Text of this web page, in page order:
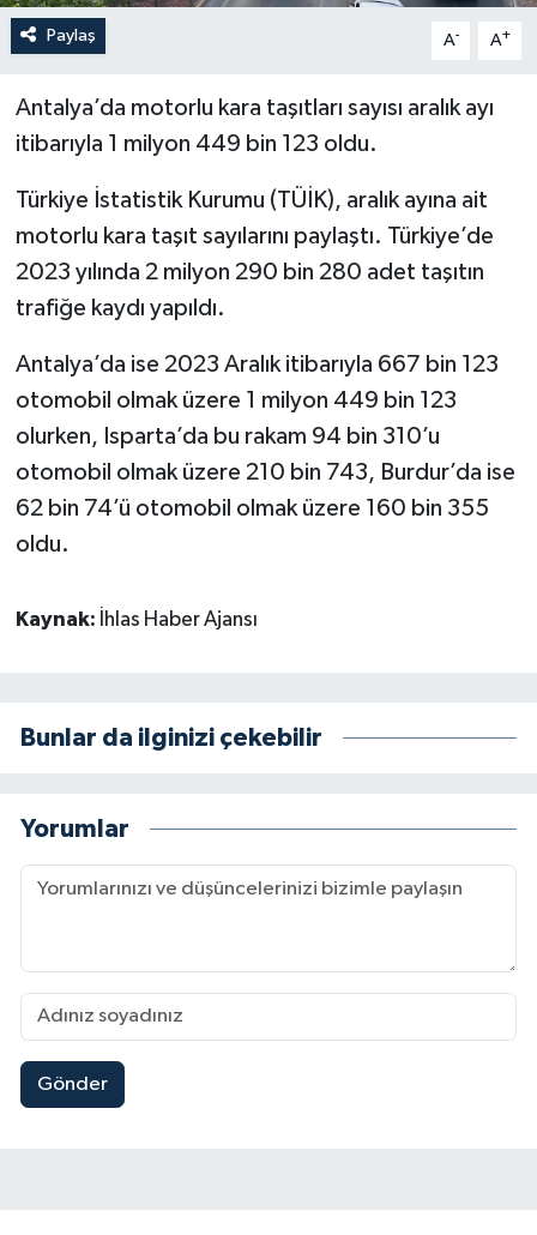
Paylaş A- A+
Antalya’da motorlu kara taşıtları sayısı aralık ayı
itibarıyla 1 milyon 449 bin 123 oldu.
Türkiye İstatistik Kurumu (TÜİK), aralık ayına ait
motorlu kara taşıt sayılarını paylaştı. Türkiye’de
2023 yılında 2 milyon 290 bin 280 adet taşıtın
trafiğe kaydı yapıldı.
Antalya’da ise 2023 Aralık itibarıyla 667 bin 123
otomobil olmak üzere 1 milyon 449 bin 123
olurken, Isparta’da bu rakam 94 bin 310’u
otomobil olmak üzere 210 bin 743, Burdur’da ise
62 bin 74’ü otomobil olmak üzere 160 bin 355
oldu.
Kaynak: İhlas Haber Ajansı
Bunlar da ilginizi çekebilir
Yorumlar
Gönder